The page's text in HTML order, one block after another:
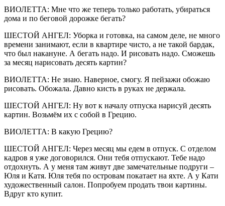
ВИОЛЕТТА: Мне что же теперь только работать, убираться
дома и по беговой дорожке бегать?
ШЕСТОЙ АНГЕЛ: Уборка и готовка, на самом деле, не много
времени занимают, если в квартире чисто, а не такой бардак,
что был накануне. А бегать надо. И рисовать надо. Сможешь
за месяц нарисовать десять картин?
ВИОЛЕТТА: Не знаю. Наверное, смогу. Я пейзажи обожаю
рисовать. Обожала. Давно кисть в руках не держала.
ШЕСТОЙ АНГЕЛ: Ну вот к началу отпуска нарисуй десять
картин. Возьмём их с собой в Грецию.
ВИОЛЕТТА: В какую Грецию?
ШЕСТОЙ АНГЕЛ: Через месяц мы едем в отпуск. С отделом
кадров я уже договорился. Они тебя отпускают. Тебе надо
отдохнуть. А у меня там живут две замечательные подруги –
Юля и Катя. Юля тебя по островам покатает на яхте. А у Кати
художественный салон. Попробуем продать твои картины.
Вдруг кто купит.